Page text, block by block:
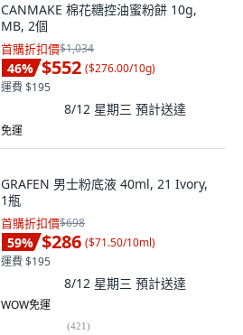
CANMAKE 棉花糖控油蜜粉餅 10g,
MB, 2個
首購折扣價$1,034
46% $552 ($276.00/10g)
運費 $195
8/12 星期三 預計送達
免運
GRAFEN 男士粉底液 40ml, 21 Ivory,
1瓶
首購折扣價$698
59% $286 ($71.50/10ml)
運費 $195
8/12 星期三 預計送達
WOW免運
(421)